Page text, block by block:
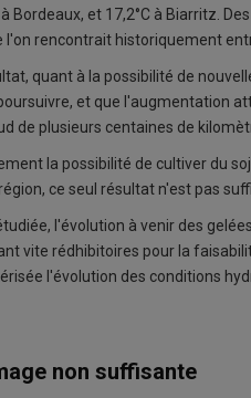
à Bordeaux, et 17,2°C à Biarritz.
l'on rencontrait historiquement
quant à la possibilité de
et que l'augmentation
de plusieurs centaines de
la possibilité de cultiver du
ce seul résultat n'est pas
l'évolution à venir des
vite rédhibitoires pour la
l'évolution des conditions
non suffisante